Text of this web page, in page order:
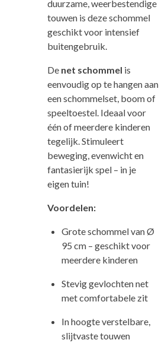
duurzame, weerbestendige
touwen is deze schommel
geschikt voor intensief
buitengebruik.
De net schommel is
eenvoudig op te hangen aan
een schommelset, boom of
speeltoestel. Ideaal voor
één of meerdere kinderen
tegelijk. Stimuleert
beweging, evenwicht en
fantasierijk spel – in je
eigen tuin!
Voordelen:
Grote schommel van Ø
95 cm – geschikt voor
meerdere kinderen
Stevig gevlochten net
met comfortabele zit
In hoogte verstelbare,
slijtvaste touwen